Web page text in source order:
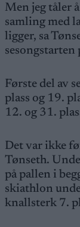
Men jeg tåler
samling med
ligger, sa
sesongstarten
Første del av
plass og 19.
12. og 31.
Det var ikke
Tønseth.
på pallen i
skiathlon
knallsterk 7.